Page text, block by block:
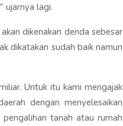
ujarnya lagi.
dikenakan denda sebesar
dikatakan sudah baik namun
Untuk itu kami mengajak
dengan menyelesaikan
tanah atau rumah